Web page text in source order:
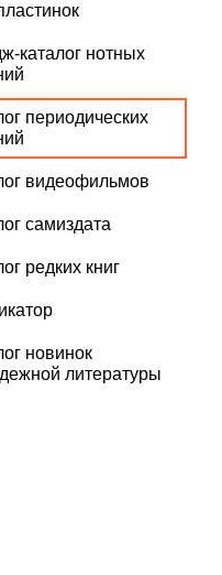
каталог нотных
периодических
видеофильмов
самиздата
редких книг
новинок
литературы